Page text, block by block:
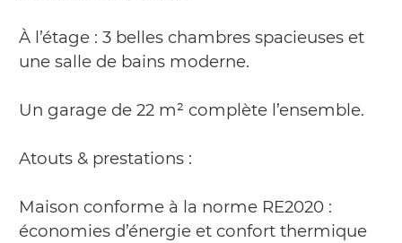
À l’étage : 3 belles chambres spacieuses et
une salle de bains moderne.
Un garage de 22 m² complète l’ensemble.
Atouts & prestations :
Maison conforme à la norme RE2020 :
économies d’énergie et confort thermique